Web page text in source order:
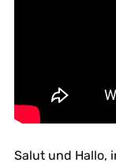
Salut und Hallo,